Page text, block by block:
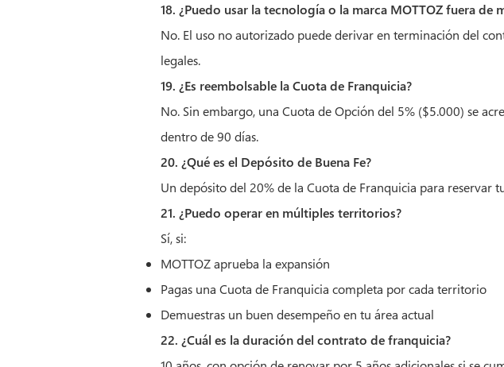
18. ¿Puedo usar la tecnología o la marca MOTTOZ fuera de
No. El uso no autorizado puede derivar en terminación del
legales.
19. ¿Es reembolsable la Cuota de Franquicia?
No. Sin embargo, una Cuota de Opción del 5% ($5.000) se
dentro de 90 días.
20. ¿Qué es el Depósito de Buena Fe?
Un depósito del 20% de la Cuota de Franquicia para
21. ¿Puedo operar en múltiples territorios?
Sí, si:
MOTTOZ aprueba la expansión
Pagas una Cuota de Franquicia completa por cada territorio
Demuestras un buen desempeño en tu área actual
22. ¿Cuál es la duración del contrato de franquicia?